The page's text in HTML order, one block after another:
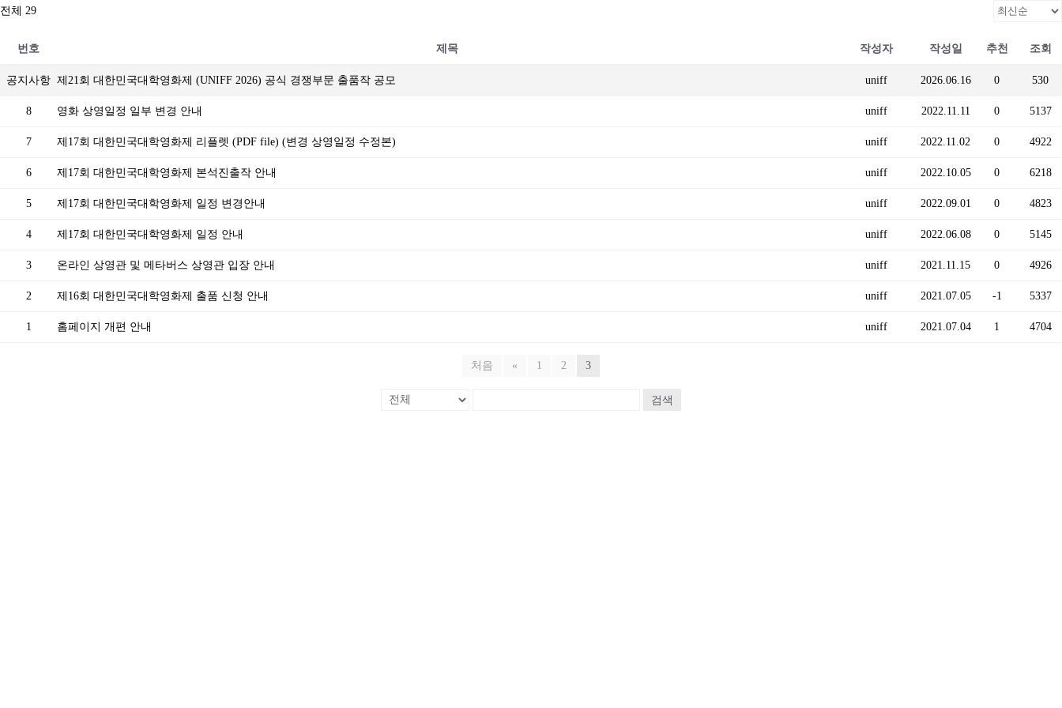
전체 29
번호 제목 작성자 작성일 추천 조회
공지사항 제21회 대한민국대학영화제 (UNIFF 2026) 공식 경쟁부문 출품작 공모 uniff 2026.06.16 0 530
8 영화 상영일정 일부 변경 안내 uniff 2022.11.11 0 5137
7 제17회 대한민국대학영화제 리플렛 (PDF file) (변경 상영일정 수정본) uniff 2022.11.02 0 4922
6 제17회 대한민국대학영화제 본석진출작 안내 uniff 2022.10.05 0 6218
5 제17회 대한민국대학영화제 일정 변경안내 uniff 2022.09.01 0 4823
4 제17회 대한민국대학영화제 일정 안내 uniff 2022.06.08 0 5145
3 온라인 상영관 및 메타버스 상영관 입장 안내 uniff 2021.11.15 0 4926
2 제16회 대한민국대학영화제 출품 신청 안내 uniff 2021.07.05 -1 5337
1 홈페이지 개편 안내 uniff 2021.07.04 1 4704
처음 « 1 2 3
검색